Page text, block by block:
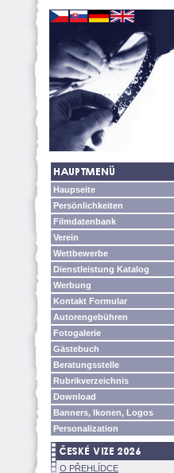
Haupseite
Persönlichkeiten
Filmdatenbank
Verein
Wettbewerbe
Dienstleistung Katalog
Werbung
Kontakt Formular
Autorengebühren
Fotogalerie
Gästebuch
Beratungsstelle
Rubrikverzeichnis
Download
Banners, Ikonen, Logos
Personalization
O PŘEHLÍDCE